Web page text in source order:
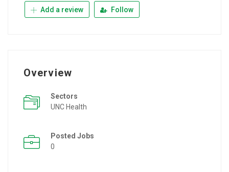
Add a review Follow
Overview
Sectors
UNC Health
Posted Jobs
0